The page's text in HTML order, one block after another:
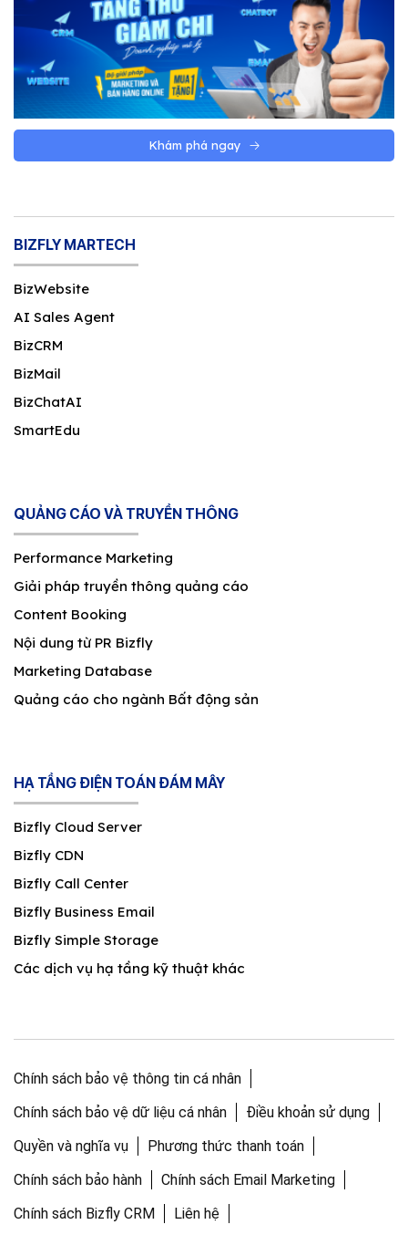
Khám phá ngay
BIZFLY MARTECH
BizWebsite
AI Sales Agent
BizCRM
BizMail
BizChatAI
SmartEdu
QUẢNG CÁO VÀ TRUYỀN THÔNG
Performance Marketing
Giải pháp truyền thông quảng cáo
Content Booking
Nội dung từ PR Bizfly
Marketing Database
Quảng cáo cho ngành Bất động sản
HẠ TẦNG ĐIỆN TOÁN ĐÁM MÂY
Bizfly Cloud Server
Bizfly CDN
Bizfly Call Center
Bizfly Business Email
Bizfly Simple Storage
Các dịch vụ hạ tầng kỹ thuật khác
Chính sách bảo vệ thông tin cá nhân
Chính sách bảo vệ dữ liệu cá nhân
Điều khoản sử dụng
Quyền và nghĩa vụ
Phương thức thanh toán
Chính sách bảo hành
Chính sách Email Marketing
Chính sách Bizfly CRM
Liên hệ